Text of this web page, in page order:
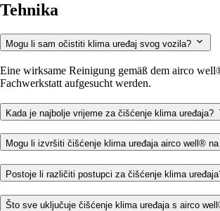
Tehnika
Mogu li sam očistiti klima uređaj svog vozila?
Eine wirksame Reinigung gemäß dem airco
Fachwerkstatt aufgesucht werden.
Kada je najbolje vrijeme za čišćenje klima uređaja?
Mogu li izvršiti čišćenje klima uređaja airco well®
Postoje li različiti postupci za čišćenje klima
Što sve uključuje čišćenje klima uređaja s airco